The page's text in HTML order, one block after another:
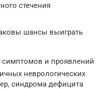
стечения
шансы выиграть
и проявлений
неврологических
синдрома дефицита